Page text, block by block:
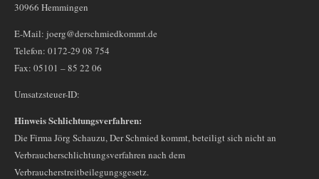
30966 Hemmingen
E-Mail: joerg@derschmiedkommt.de
Telefon: 0172-29 08 754
Fax: 05101 – 85 22 06
Umsatzsteuer-ID:
Hinweis Schlichtungsverfahren:
Die Firma Jörg Schauzu, Der Schmied kommt, beteiligt sich nicht an
Verbraucherschlichtungsverfahren nach dem
Verbraucherstreitbeilegungsgesetz.